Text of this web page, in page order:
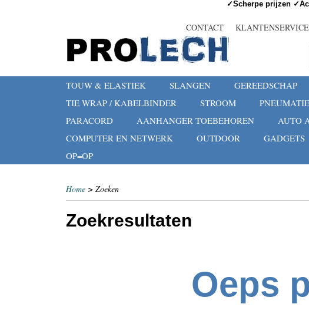
CONTACT KLANTENSERVICE
TOUW & ELASTIEK SLANGEN GEREEDSCHAP
TIE WRAP / KABELBINDER
STROOM
PARACORD
AANHANGER TOEBEHOREN AUTO
COMPUTER EN NETWERK
OUTDOOR GADGETS
OP=OP
Home > Zoeken
Zoekresultaten
✓Scherpe prijzen